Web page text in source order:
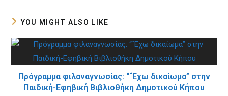
YOU MIGHT ALSO LIKE
Πρόγραμμα φιλαναγνωσίας: “΄Έχω δικαίωμα” στην
Παιδική-Εφηβική Βιβλιοθήκη Δημοτικού Κήπου